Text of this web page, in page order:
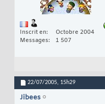
Inscrit en
Octobre 2004
Messages
1 507
22/07/2005, 15h29
Jibees